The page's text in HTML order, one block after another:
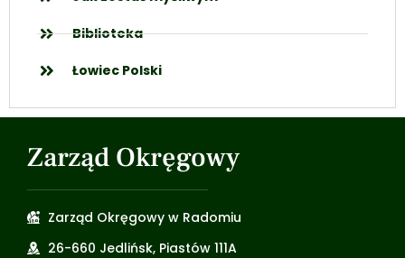
Biblioteka
Łowiec Polski
Zarząd Okręgowy
Zarząd Okręgowy w Radomiu
26-660 Jedlińsk, Piastów 111A